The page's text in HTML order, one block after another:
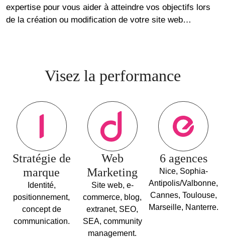
expertise pour vous aider à atteindre vos objectifs lors
de la création ou modification de votre site web…
Visez la performance
Stratégie de
marque
Identité,
positionnement,
concept de
communication.
Web
Marketing
Site web, e-
commerce, blog,
extranet, SEO,
SEA, community
management.
6 agences
Nice, Sophia-
Antipolis/Valbonne,
Cannes, Toulouse,
Marseille, Nanterre.